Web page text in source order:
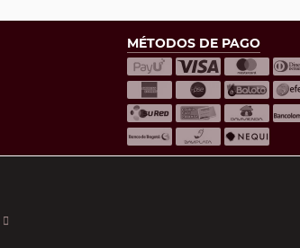
MÉTODOS DE PAGO